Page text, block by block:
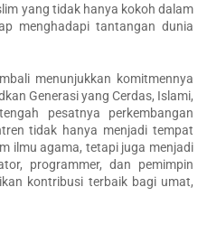
yang tidak hanya kokoh dalam
menghadapi tantangan dunia
menunjukkan komitmennya
Generasi yang Cerdas, Islami,
pesatnya perkembangan
tidak hanya menjadi tempat
ilmu agama, tetapi juga menjadi
programmer, dan pemimpin
kontribusi terbaik bagi umat,